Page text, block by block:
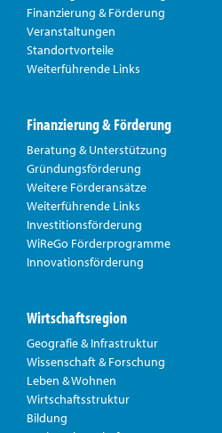
Finanzierung & Förderung
Veranstaltungen
Standortvorteile
Weiterführende Links
Finanzierung & Förderung
Beratung & Unterstützung
Gründungsförderung
Weitere Förderansätze
Weiterführende Links
Investitionsförderung
WiReGo Förderprogramme
Innovationsförderung
Wirtschaftsregion
Geografie & Infrastruktur
Wissenschaft & Forschung
Leben & Wohnen
Wirtschaftsstruktur
Bildung